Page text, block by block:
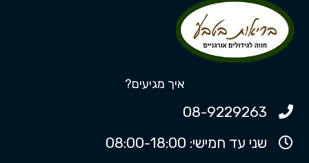
איך מגיעים?
08-9229263
שני עד חמישי: 08:00-18:00